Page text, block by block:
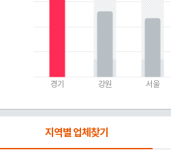
경기 강원 서울
지역별 업체찾기